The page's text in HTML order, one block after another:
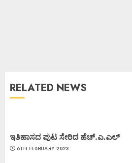
RELATED NEWS
ಇತಿಹಾಸದ ಪುಟ ಸೇರಿದ ಹೆಚ್.ಎ.ಎಲ್
6TH FEBRUARY 2023